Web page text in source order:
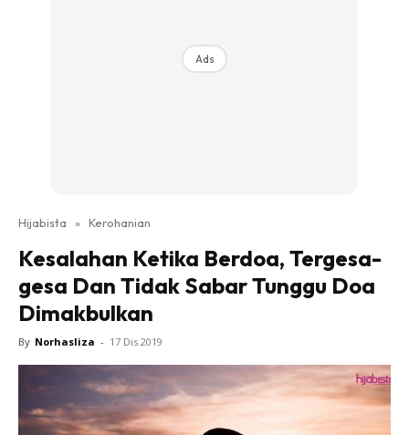
Ads
Hijabista » Kerohanian
Kesalahan Ketika Berdoa, Tergesa-
gesa Dan Tidak Sabar Tunggu Doa
Dimakbulkan
By Norhasliza - 17 Dis 2019